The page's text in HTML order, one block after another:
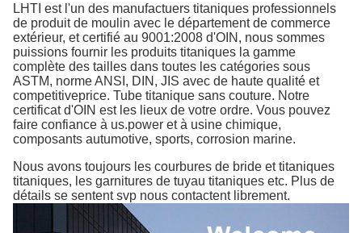
LHTI est l'un des manufactuers titaniques professionnels
de produit de moulin avec le département de commerce
extérieur, et certifié au 9001:2008 d'OIN, nous sommes
puissions fournir les produits titaniques la gamme
complète des tailles dans toutes les catégories sous
ASTM, norme ANSI, DIN, JIS avec de haute qualité et
competitiveprice. Tube titanique sans couture. Notre
certificat d'OIN est les lieux de votre ordre. Vous pouvez
faire confiance à us.power et à usine chimique,
composants autumotive, sports, corrosion marine.
Nous avons toujours les courbures de bride et titaniques
titaniques, les garnitures de tuyau titaniques etc. Plus de
détails se sentent svp nous contactent librement.